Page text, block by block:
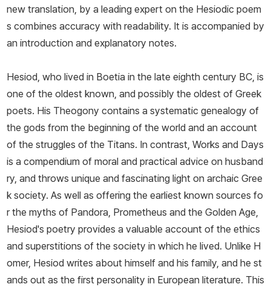
new translation, by a leading expert on the Hesiodic poem
s combines accuracy with readability. It is accompanied by
an introduction and explanatory notes.
Hesiod, who lived in Boetia in the late eighth century BC, is
one of the oldest known, and possibly the oldest of Greek
poets. His Theogony contains a systematic genealogy of
the gods from the beginning of the world and an account
of the struggles of the Titans. In contrast, Works and Days
is a compendium of moral and practical advice on husband
ry, and throws unique and fascinating light on archaic Gree
k society. As well as offering the earliest known sources fo
r the myths of Pandora, Prometheus and the Golden Age,
Hesiod's poetry provides a valuable account of the ethics
and superstitions of the society in which he lived. Unlike H
omer, Hesiod writes about himself and his family, and he st
ands out as the first personality in European literature. This